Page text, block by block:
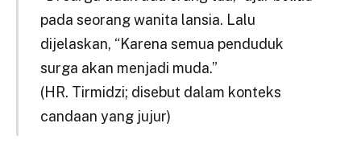
pada seorang wanita lansia. Lalu
dijelaskan, “Karena semua penduduk
surga akan menjadi muda.”
(HR. Tirmidzi; disebut dalam konteks
candaan yang jujur)